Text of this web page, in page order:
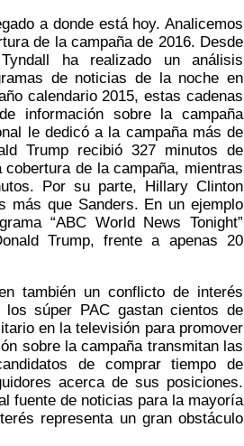
a donde está hoy. Analicemos
de la campaña de 2016. Desde
ha realizado un análisis
de noticias de la noche en
calendario 2015, estas cadenas
información sobre la campaña
le dedicó a la campaña más de
Trump recibió 327 minutos de
de la campaña, mientras
Por su parte, Hillary Clinton
más que Sanders. En un ejemplo
“ABC World News Tonight”
Trump, frente a apenas 20
también un conflicto de interés
súper PAC gastan cientos de
en la televisión para promover
sobre la campaña transmitan las
de comprar tiempo de
acerca de sus posiciones.
fuente de noticias para la mayoría
representa un gran obstáculo